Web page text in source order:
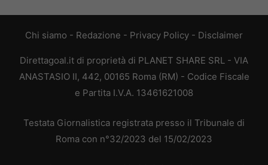
Chi siamo - Redazione - Privacy Policy - Disclaimer
Direttagoal.it di proprietà di PLANET SHARE SRL - VIA
ANASTASIO II, 442, 00165 Roma (RM) - Codice Fiscale
e Partita I.V.A. 13461621008
Testata Giornalistica registrata presso il Tribunale di
Roma con n°32/2023 del 15/02/2023